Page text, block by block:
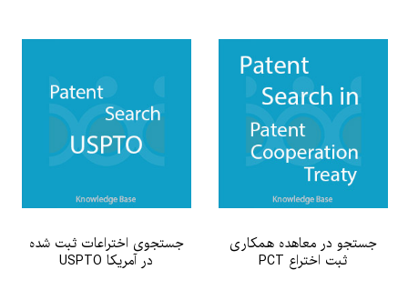
جستجو در معاهده همکاری
ثبت اختراع PCT
جستجوی اختراعات ثبت شده
در آمریکا USPTO